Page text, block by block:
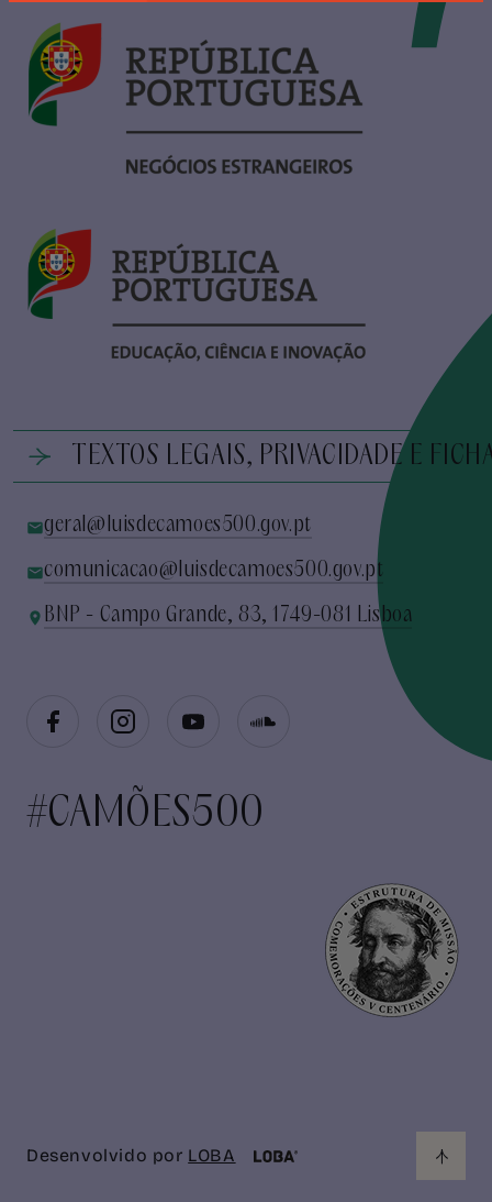
TEXTOS LEGAIS, PRIVACIDADE E
geral@luisdecamoes500.gov.pt
comunicacao@luisdecamoes500.gov.pt
BNP - Campo Grande, 83, 1749-081 Lisboa
#CAMÕES500
Desenvolvido por LOBA